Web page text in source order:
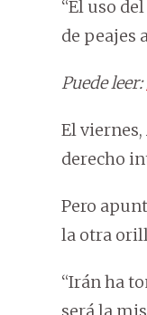
“El uso
de peajes
Puede leer:
El
derecho
Pero
la otra
“Irán ha